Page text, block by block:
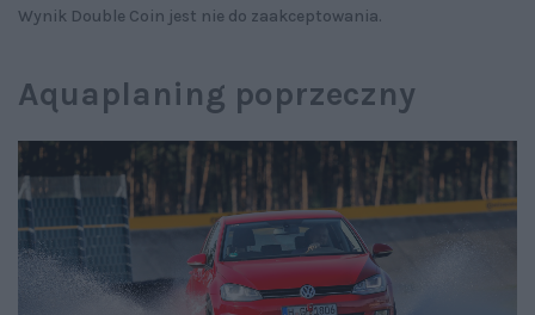
Wynik Double Coin jest nie do zaakceptowania.
Aquaplaning poprzeczny